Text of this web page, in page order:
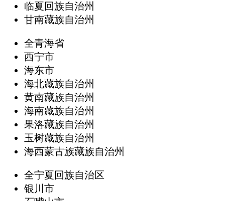
临夏回族自治州
甘南藏族自治州
全青海省
西宁市
海东市
海北藏族自治州
黄南藏族自治州
海南藏族自治州
果洛藏族自治州
玉树藏族自治州
海西蒙古族藏族自治州
全宁夏回族自治区
银川市